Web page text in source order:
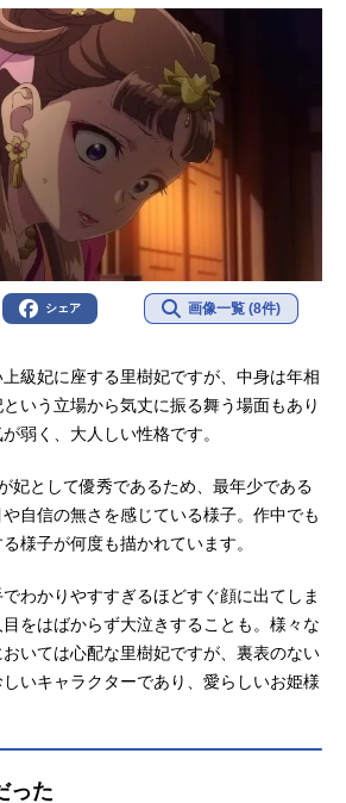
シェア 画像一覧 (8件)
級妃に座する里樹妃ですが、中身は年相
いう立場から気丈に振る舞う場面もあり
弱く、大人しい性格です。
妃として優秀であるため、最年少である
自信の無さを感じている様子。作中でも
様子が何度も描かれています。
わかりやすすぎるほどすぐ顔に出てしま
をはばからず大泣きすることも。様々な
いては心配な里樹妃ですが、裏表のない
いキャラクターであり、愛らしいお姫様
った